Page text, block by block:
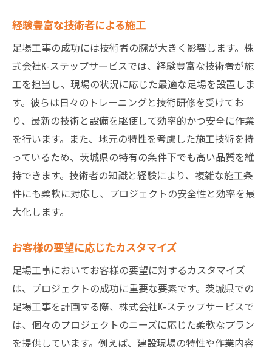
経験豊富な技術者による施工
足場工事の成功には技術者の腕が大きく影響します。株
式会社K-ステップサービスでは、経験豊富な技術者が施
工を担当し、現場の状況に応じた最適な足場を設置しま
す。彼らは日々のトレーニングと技術研修を受けてお
り、最新の技術と設備を駆使して効率的かつ安全に作業
を行います。また、地元の特性を考慮した施工技術を持
っているため、茨城県の特有の条件下でも高い品質を維
持できます。技術者の知識と経験により、複雑な施工条
件にも柔軟に対応し、プロジェクトの安全性と効率を最
大化します。
お客様の要望に応じたカスタマイズ
足場工事においてお客様の要望に対するカスタマイズ
は、プロジェクトの成功に重要な要素です。茨城県での
足場工事を計画する際、株式会社K-ステップサービスで
は、個々のプロジェクトのニーズに応じた柔軟なプラン
を提供しています。例えば、建設現場の特性や作業内容